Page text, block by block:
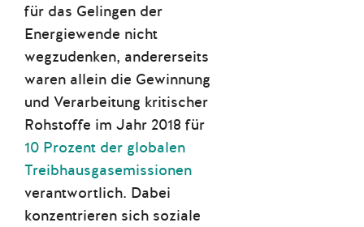
für das Gelingen der
Energiewende nicht
wegzudenken, andererseits
waren allein die Gewinnung
und Verarbeitung kritischer
Rohstoffe im Jahr 2018 für
10 Prozent der globalen
Treibhausgasemissionen
verantwortlich. Dabei
konzentrieren sich soziale